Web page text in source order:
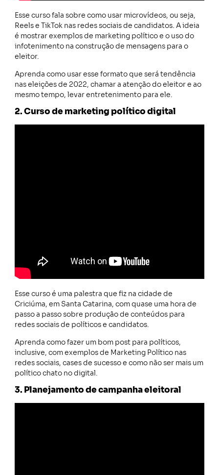
Esse curso fala sobre como usar microvídeos, ou seja,
Reels e TikTok nas redes sociais de candidatos. A ideia
é mostrar exemplos de marketing político e o uso do
infotenimento na construção de mensagens para o
eleitor.
Aprenda como usar esse formato que será tendência
nas eleições de 2022, chamar a atenção do eleitor e ao
mesmo tempo, levar entretenimento para ele.
2. Curso de marketing político digital
Esse curso é uma palestra que fiz na cidade de
Criciúma, em Santa Catarina, com quase uma hora de
passo a passo sobre produção de conteúdos para
redes sociais de políticos e candidatos.
Aprenda como fazer um bom post para políticos,
inclusive, com exemplos de Marketing Político nas
redes sociais, cases de sucesso e como não ser mais um
político chato no digital.
3. Planejamento de campanha eleitoral